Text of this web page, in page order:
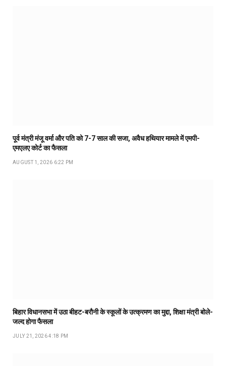
पूर्व मंत्री मंजू वर्मा और पति को 7-7 साल की सजा, अवैध हथियार मामले में एमपी-
एमएलए कोर्ट का फैसला
AUGUST 1, 2026 6:22 PM
बिहार विधानसभा में उठा बीहट-बरौनी के स्कूलों के उत्क्रमण का मुद्दा, शिक्षा मंत्री बोले-
जल्द होगा फैसला
JULY 21, 2026 4:18 PM